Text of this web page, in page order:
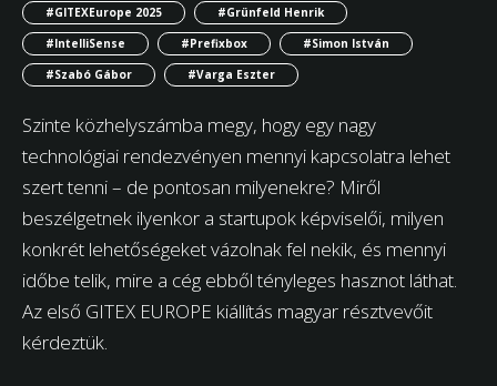
#GITEXEurope 2025
#Grünfeld Henrik
#IntelliSense
#Prefixbox
#Simon István
#Szabó Gábor
#Varga Eszter
Szinte közhelyszámba megy, hogy egy nagy
technológiai rendezvényen mennyi kapcsolatra lehet
szert tenni – de pontosan milyenekre? Miről
beszélgetnek ilyenkor a startupok képviselői, milyen
konkrét lehetőségeket vázolnak fel nekik, és mennyi
időbe telik, mire a cég ebből tényleges hasznot láthat.
Az első GITEX EUROPE kiállítás magyar résztvevőit
kérdeztük.